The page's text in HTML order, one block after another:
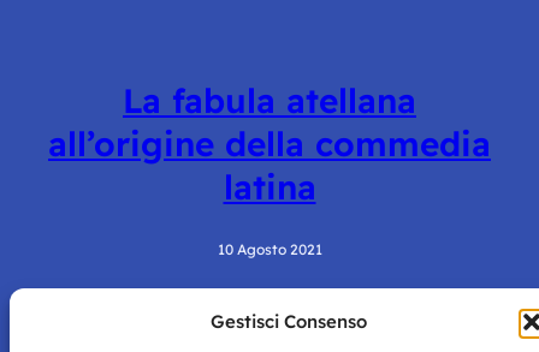
Gestisci Consenso
La fabula atellana
all’origine della commedia
latina
10 Agosto 2021